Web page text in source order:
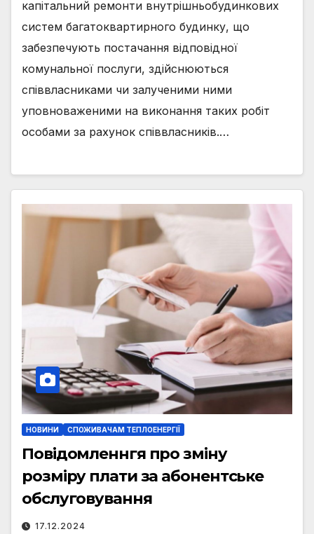
капітальний ремонти внутрішньобудинкових
систем багатоквартирного будинку, що
забезпечують постачання відповідної
комунальної послуги, здійснюються
співвласниками чи залученими ними
уповноваженими на виконання таких робіт
особами за рахунок співвласників.…
НОВИНИ СПОЖИВАЧАМ ТЕПЛОЕНЕРГІЇ
Повідомленнгя про зміну
розміру плати за абонентське
обслуговування
17.12.2024